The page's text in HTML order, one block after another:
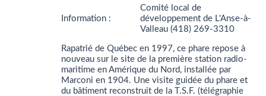
Information :
Comité local de
développement de L'Anse-à-
Valleau (418) 269-3310
Rapatrié de Québec en 1997, ce phare repose à
nouveau sur le site de la première station radio-
maritime en Amérique du Nord, installée par
Marconi en 1904. Une visite guidée du phare et
du bâtiment reconstruit de la T.S.F. (télégraphie